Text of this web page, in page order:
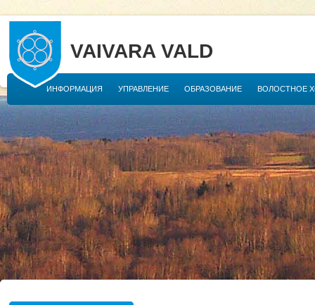
VAIVARA VALD
ИНФОРМАЦИЯ УПРАВЛЕНИЕ ОБРАЗОВАНИЕ ВОЛОСТНОЕ